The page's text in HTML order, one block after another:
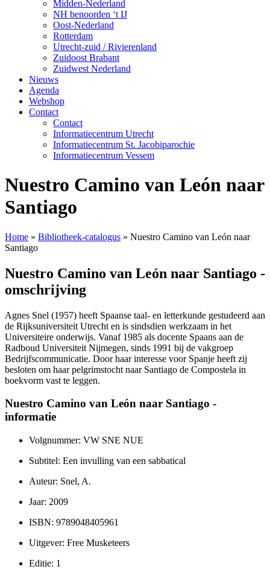
Midden-Nederland
NH benoorden ‘t IJ
Oost-Nederland
Rotterdam
Utrecht-zuid / Rivierenland
Zuidoost Brabant
Zuidwest Nederland
Nieuws
Agenda
Webshop
Contact
Contact
Informatiecentrum Utrecht
Informatiecentrum St. Jacobiparochie
Informatiecentrum Vessem
Nuestro Camino van León naar
Santiago
Home » Bibliotheek-catalogus » Nuestro Camino van León naar
Santiago
Nuestro Camino van León naar Santiago -
omschrijving
Agnes Snel (1957) heeft Spaanse taal- en letterkunde gestudeerd aan
de Rijksuniversiteit Utrecht en is sindsdien werkzaam in het
Universiteire onderwijs. Vanaf 1985 als docente Spaans aan de
Radboud Universiteit Nijmegen, sinds 1991 bij de vakgroep
Bedrijfscommunicatie. Door haar interesse voor Spanje heeft zij
besloten om haar pelgrimstocht naar Santiago de Compostela in
boekvorm vast te leggen.
Nuestro Camino van León naar Santiago -
informatie
Volgnummer: VW SNE NUE
Subtitel: Een invulling van een sabbatical
Auteur: Snel, A.
Jaar: 2009
ISBN: 9789048405961
Uitgever: Free Musketeers
Editie: 1